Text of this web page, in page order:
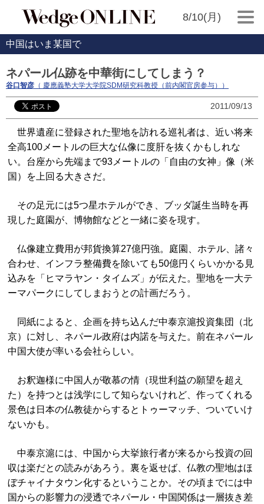
8/10(月)
中国はいま某国で
ネパール仏跡を中華街にしてしまう？
谷口智彦 （ 慶應義塾大学大学院SDM研究科教授（前内閣官房参与））
2011/09/13
世界遺産に登録された聖地を訪れる巡礼者は、近い将来
全高100メートルの巨大な仏像に度肝を抜くかもしれな
い。台座から先端まで93メートルの「自由の女神」像（米
国）を上回る大きさだ。
その足元には5つ星ホテルができ、ブッダ誕生当時を再
現した庭園が、博物館などと一緒に姿を現す。
仏像建立費用が邦貨換算27億円強。庭園、ホテル、諸々
合わせ、インフラ整備費を除いても50億円くらいかかる見
込みを「ヒマラヤン・タイムズ」が伝えた。聖地を一大テ
ーマパークにしてしまおうとの計画だろう。
同紙によると、企画を持ち込んだ中泰京滬投資集団（北
京）に対し、ネパール政府は内諾を与えた。前在ネパール
中国大使が率いる会社らしい。
お釈迦様に中国人が敬慕の情（現世利益の願望を超え
た）を持つとは浅学にして知らないけれど、作ってくれる
景色は日本の仏教徒からするとトゥーマッチ、ついていけ
ないかも。
中泰京滬には、中国から大挙旅行者が来るから投資の回
収は楽だとの読みがあろう。裏を返せば、仏教の聖地はほ
ぼチャイナタウン化するということか。その頃までには中
国からの影響力の浸透でネパール・中国関係は一層抜き差